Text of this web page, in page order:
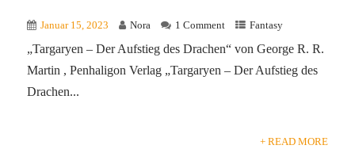
Januar 15, 2023 Nora 1 Comment Fantasy
„Targaryen – Der Aufstieg des Drachen“ von George R. R.
Martin , Penhaligon Verlag „Targaryen – Der Aufstieg des
Drachen...
+ READ MORE